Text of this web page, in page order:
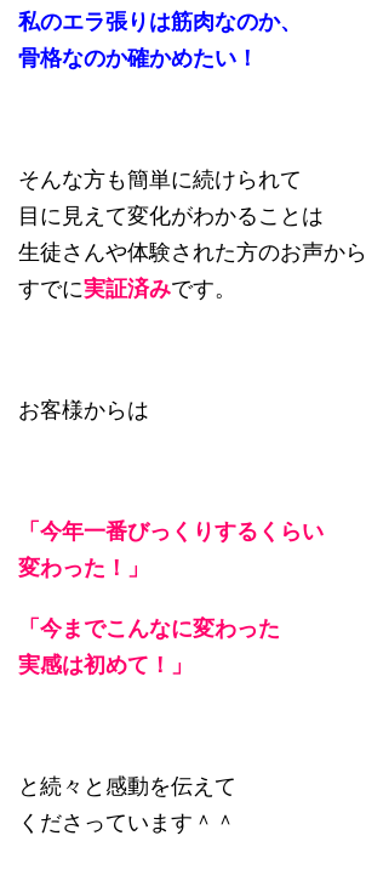
私のエラ張りは筋肉なのか、
骨格なのか確かめたい！
そんな方も簡単に続けられて
目に見えて変化がわかることは
生徒さんや体験された方のお声から
すでに実証済みです。
お客様からは
「今年一番びっくりするくらい
変わった！」
「今までこんなに変わった
実感は初めて！」
と続々と感動を伝えて
くださっています＾＾